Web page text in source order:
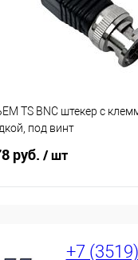
TS BNC штекер с
под винт
руб. / шт
+7